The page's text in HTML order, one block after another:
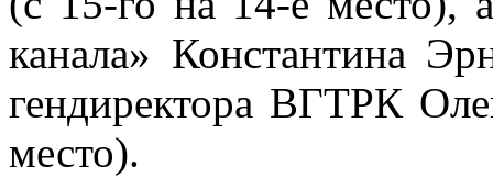
канала» Константина
гендиректора ВГТРК
место).